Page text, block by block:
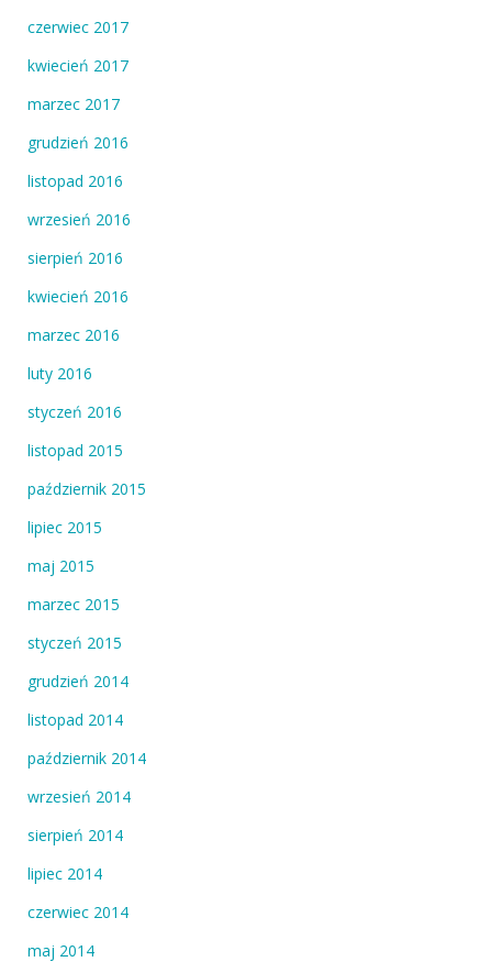
czerwiec 2017
kwiecień 2017
marzec 2017
grudzień 2016
listopad 2016
wrzesień 2016
sierpień 2016
kwiecień 2016
marzec 2016
luty 2016
styczeń 2016
listopad 2015
październik 2015
lipiec 2015
maj 2015
marzec 2015
styczeń 2015
grudzień 2014
listopad 2014
październik 2014
wrzesień 2014
sierpień 2014
lipiec 2014
czerwiec 2014
maj 2014